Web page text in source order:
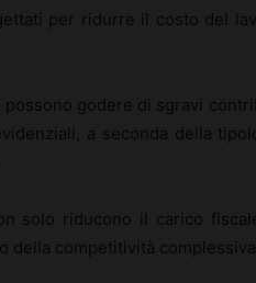
per ridurre il costo del
godere di sgravi
a seconda della
solo riducono il carico
della competitività